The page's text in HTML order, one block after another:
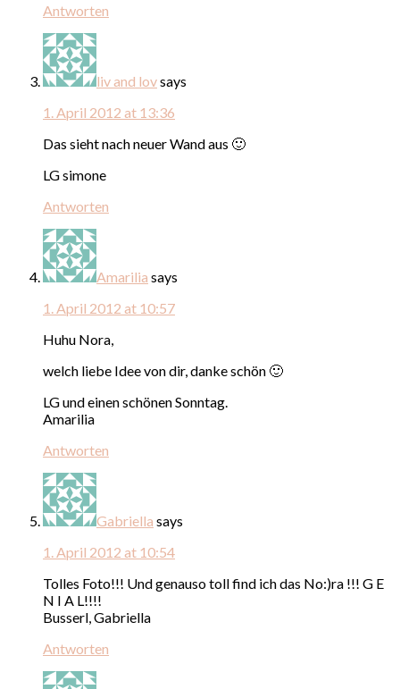
Antworten
liv and lovsays
1. April 2012 at 13:36
Das sieht nach neuer Wand aus 🙂
LG simone
Antworten
Amarilia says
1. April 2012 at 10:57
Huhu Nora,
welch liebe Idee von dir, danke schön 🙂
LG und einen schönen Sonntag.
Amarilia
Antworten
Gabriella says
1. April 2012 at 10:54
Tolles Foto!!! Und genauso toll find ich das No:)ra !!! G E
N I A L!!!!
Busserl, Gabriella
Antworten